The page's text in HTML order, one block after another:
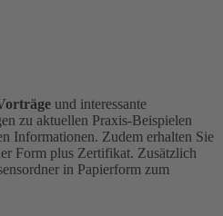
und interessante
zu aktuellen Praxis-Beispielen
Informationen. Zudem erhalten Sie
Form plus Zertifikat. Zusätzlich
in Papierform zum